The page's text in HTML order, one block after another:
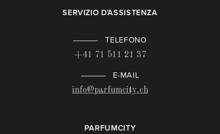
SERVIZIO D'ASSISTENZA
TELEFONO
+41 71 511 21 37
E-MAIL
info@parfumcity.ch
PARFUMCITY